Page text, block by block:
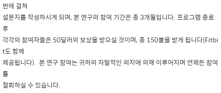
번에 걸쳐
설문지를 작성하시게 되며, 본 연구의 참여 기간은 총 3개월입니다. 프로그램 종료
후
각각의 참여자들은 50달러의 보상을 받으실 것이며, 총 150불을 받게 됩니다(Fitbi
t도 함께
제공됩니다). 본 연구 참여는 귀하의 자발적인 의지에 의해 이루어지며 언제든 참여
를
철회하실 수 있습니다.